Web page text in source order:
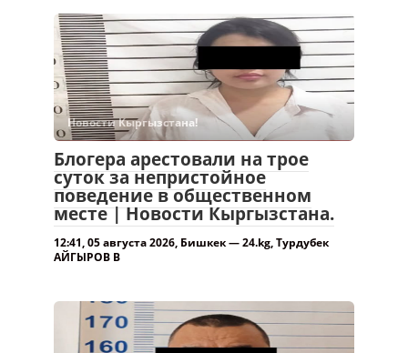
Новости Кыргызстана!
Блогера арестовали на трое
суток за непристойное
поведение в общественном
месте | Новости Кыргызстана.
12:41, 05 августа 2026, Бишкек — 24.kg, Турдубек
АЙГЫРОВ В